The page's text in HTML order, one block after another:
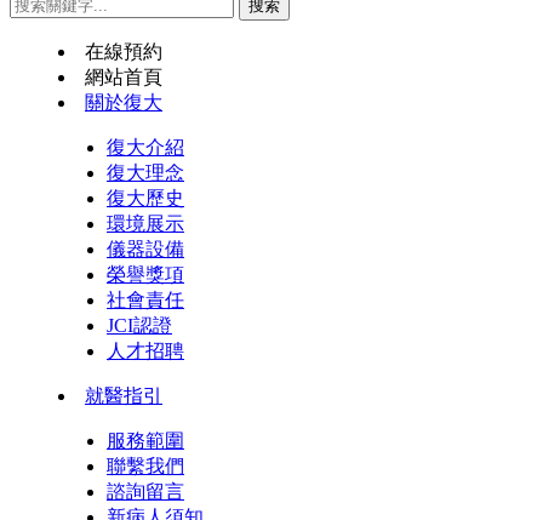
在線預約
網站首頁
關於復大
復大介紹
復大理念
復大歷史
環境展示
儀器設備
榮譽獎項
社會責任
JCI認證
人才招聘
就醫指引
服務範圍
聯繫我們
諮詢留言